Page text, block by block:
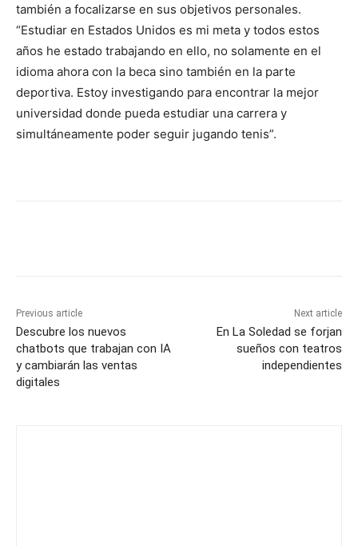
también a focalizarse en sus objetivos personales.
“Estudiar en Estados Unidos es mi meta y todos estos
años he estado trabajando en ello, no solamente en el
idioma ahora con la beca sino también en la parte
deportiva. Estoy investigando para encontrar la mejor
universidad donde pueda estudiar una carrera y
simultáneamente poder seguir jugando tenis”.
Previous article
Descubre los nuevos
chatbots que trabajan con IA
y cambiarán las ventas
digitales
Next article
En La Soledad se forjan
sueños con teatros
independientes